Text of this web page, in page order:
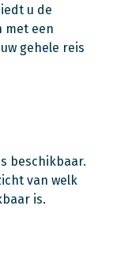
u de
met een
gehele reis
beschikbaar.
van welk
is.